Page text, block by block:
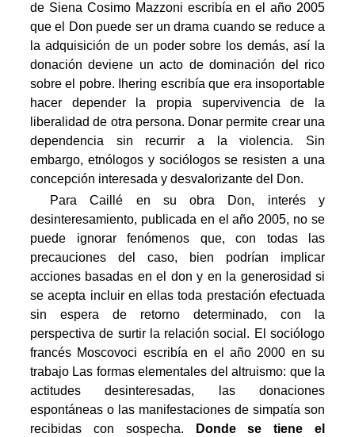
de Siena Cosimo Mazzoni escribía en el año 2005
que el Don puede ser un drama cuando se reduce a
la adquisición de un poder sobre los demás, así la
donación deviene un acto de dominación del rico
sobre el pobre. Ihering escribía que era insoportable
hacer depender la propia supervivencia de la
liberalidad de otra persona. Donar permite crear una
dependencia sin recurrir a la violencia. Sin
embargo, etnólogos y sociólogos se resisten a una
concepción interesada y desvalorizante del Don.
Para Caillé en su obra Don, interés y
desinteresamiento, publicada en el año 2005, no se
puede ignorar fenómenos que, con todas las
precauciones del caso, bien podrían implicar
acciones basadas en el don y en la generosidad si
se acepta incluir en ellas toda prestación efectuada
sin espera de retorno determinado, con la
perspectiva de surtir la relación social. El sociólogo
francés Moscovoci escribía en el año 2000 en su
trabajo Las formas elementales del altruismo: que la
actitudes desinteresadas, las donaciones
espontáneas o las manifestaciones de simpatía son
recibidas con sospecha.
Donde se tiene el